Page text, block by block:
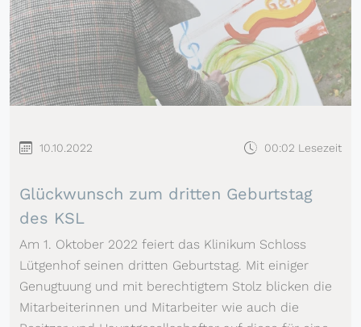
10.10.2022 00:02 Lesezeit
Glückwunsch zum dritten Geburtstag
des KSL
Am 1. Oktober 2022 feiert das Klinikum Schloss
Lütgenhof seinen dritten Geburtstag. Mit einiger
Genugtuung und mit berechtigtem Stolz blicken die
Mitarbeiterinnen und Mitarbeiter wie auch die